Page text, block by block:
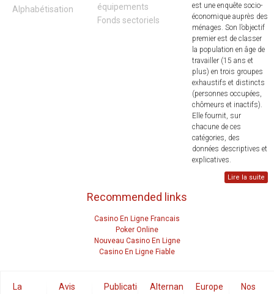
Alphabétisation
équipements
Fonds sectoriels
est une enquête socio-
économique auprès des
ménages. Son l’objectif
premier est de classer
la population en âge de
travailler (15 ans et
plus) en trois groupes
exhaustifs et distincts
(personnes occupées,
chômeurs et inactifs).
Elle fournit, sur
chacune de ces
catégories, des
données descriptives et
explicatives.
Lire la suite
Recommended links
Casino En Ligne Francais
Poker Online
Nouveau Casino En Ligne
Casino En Ligne Fiable
La
Avis PublicationsAlternance Europe
Nos